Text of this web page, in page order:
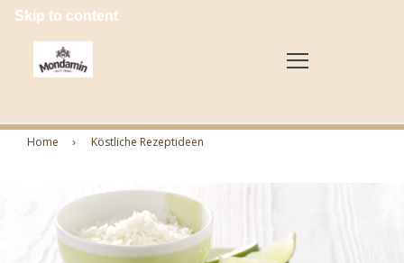
Skip to content
Home Köstliche Rezeptideen